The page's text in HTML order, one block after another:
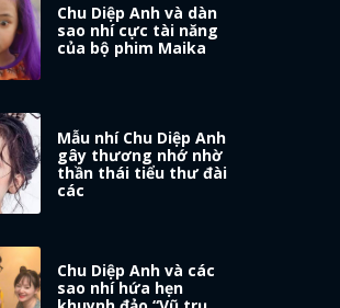
Chu Diệp Anh và dàn
sao nhí cực tài năng
của bộ phim Maika
Mẫu nhí Chu Diệp Anh
gây thương nhớ nhờ
thần thái tiểu thư đài
các
Chu Diệp Anh và các
sao nhí hứa hẹn